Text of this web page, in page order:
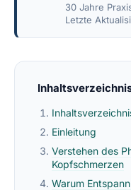
30 Jahre
Letzte
Einleitung
Verstehen des
Kopfschmerzen
Warum